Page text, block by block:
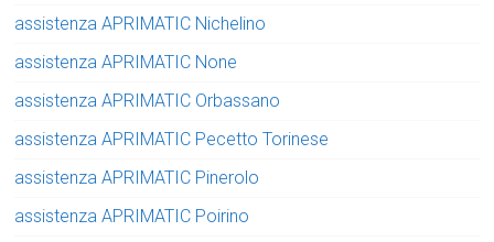
assistenza APRIMATIC Nichelino
assistenza APRIMATIC None
assistenza APRIMATIC Orbassano
assistenza APRIMATIC Pecetto Torinese
assistenza APRIMATIC Pinerolo
assistenza APRIMATIC Poirino